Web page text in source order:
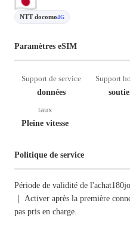
NTT docomo4G
Paramètres eSIM
Support de service
données
Support
taux
Pleine vitesse
Politique de service
Période de validité de
｜ Activer après la première
pas pris en charge.